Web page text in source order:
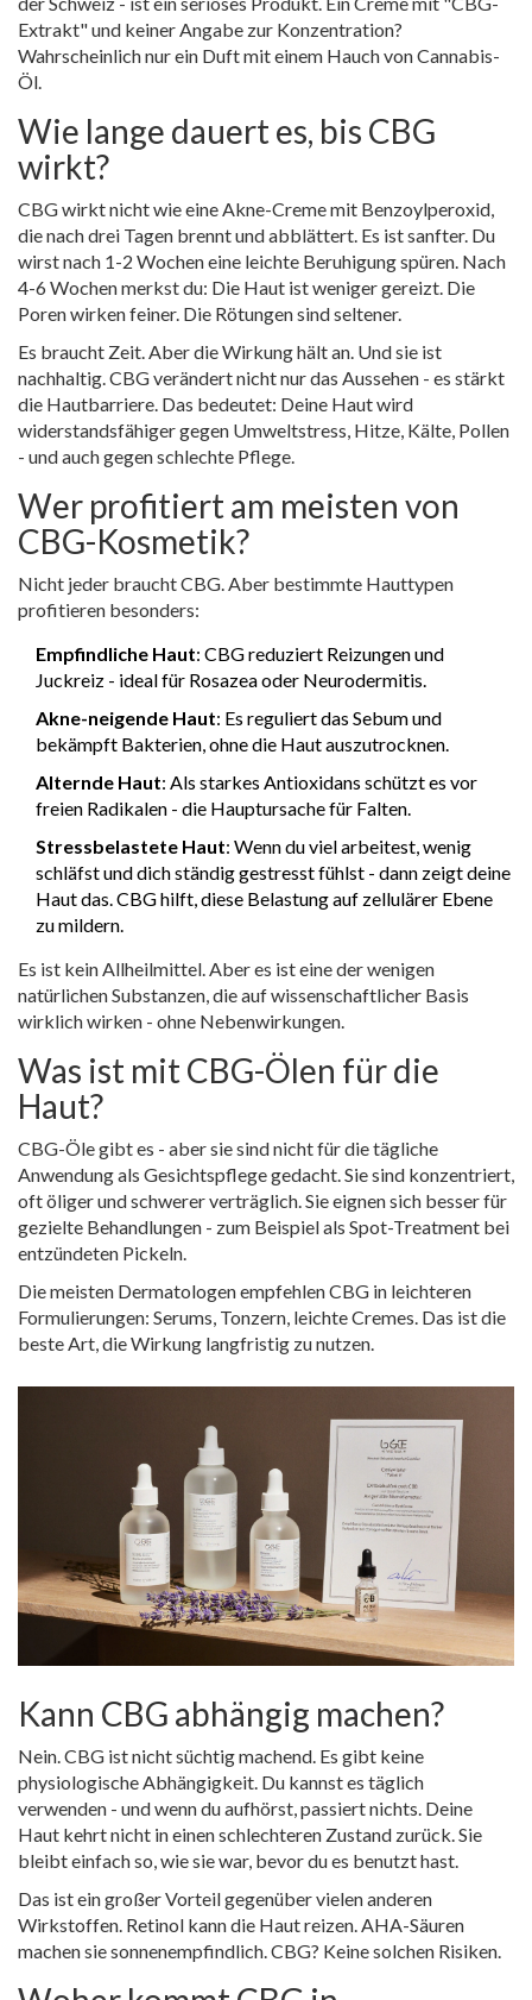
Extrakt" und keiner Angabe zur Konzentration?
Wahrscheinlich nur ein Duft mit einem Hauch von Cannabis-
Öl.
Wie lange dauert es, bis CBG
wirkt?
CBG wirkt nicht wie eine Akne-Creme mit Benzoylperoxid,
die nach drei Tagen brennt und abblättert. Es ist sanfter. Du
wirst nach 1-2 Wochen eine leichte Beruhigung spüren. Nach
4-6 Wochen merkst du: Die Haut ist weniger gereizt. Die
Poren wirken feiner. Die Rötungen sind seltener.
Es braucht Zeit. Aber die Wirkung hält an. Und sie ist
nachhaltig. CBG verändert nicht nur das Aussehen - es stärkt
die Hautbarriere. Das bedeutet: Deine Haut wird
widerstandsfähiger gegen Umweltstress, Hitze, Kälte, Pollen
- und auch gegen schlechte Pflege.
Wer profitiert am meisten von
CBG-Kosmetik?
Nicht jeder braucht CBG. Aber bestimmte Hauttypen
profitieren besonders:
Empfindliche Haut: CBG reduziert Reizungen und
Juckreiz - ideal für Rosazea oder Neurodermitis.
Akne-neigende Haut: Es reguliert das Sebum und
bekämpft Bakterien, ohne die Haut auszutrocknen.
Alternde Haut: Als starkes Antioxidans schützt es vor
freien Radikalen - die Hauptursache für Falten.
Stressbelastete Haut: Wenn du viel arbeitest, wenig
schläfst und dich ständig gestresst fühlst - dann zeigt deine
Haut das. CBG hilft, diese Belastung auf zellulärer Ebene
zu mildern.
Es ist kein Allheilmittel. Aber es ist eine der wenigen
natürlichen Substanzen, die auf wissenschaftlicher Basis
wirklich wirken - ohne Nebenwirkungen.
Was ist mit CBG-Ölen für die
Haut?
CBG-Öle gibt es - aber sie sind nicht für die tägliche
Anwendung als Gesichtspflege gedacht. Sie sind konzentriert,
oft öliger und schwerer verträglich. Sie eignen sich besser für
gezielte Behandlungen - zum Beispiel als Spot-Treatment bei
entzündeten Pickeln.
Die meisten Dermatologen empfehlen CBG in leichteren
Formulierungen: Serums, Tonzern, leichte Cremes. Das ist die
beste Art, die Wirkung langfristig zu nutzen.
Kann CBG abhängig machen?
Nein. CBG ist nicht süchtig machend. Es gibt keine
physiologische Abhängigkeit. Du kannst es täglich
verwenden - und wenn du aufhörst, passiert nichts. Deine
Haut kehrt nicht in einen schlechteren Zustand zurück. Sie
bleibt einfach so, wie sie war, bevor du es benutzt hast.
Das ist ein großer Vorteil gegenüber vielen anderen
Wirkstoffen. Retinol kann die Haut reizen. AHA-Säuren
machen sie sonnenempfindlich. CBG? Keine solchen Risiken.